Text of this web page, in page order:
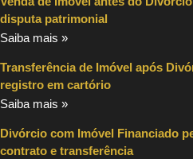
disputa patrimonial
Saiba mais »
Transferência de Imóvel após
registro em cartório
Saiba mais »
Divórcio com Imóvel Financiado
contrato e transferência